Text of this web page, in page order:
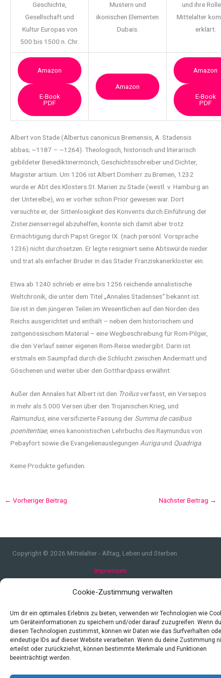
Cookie-Zustimmung verwalten
Um dir ein optimales Erlebnis zu bieten, verwenden wir Technologien wie
um Geräteinformationen zu speichern und/oder darauf zuzugreifen. Wenn du
diesen Technologien zustimmst, können wir Daten wie das Surfverhalten
eindeutige IDs auf dieser Website verarbeiten. Wenn du deine Zustimmung
erteilst oder zurückziehst, können bestimmte Merkmale und Funktionen
beeinträchtigt werden.
Geschichte,
Gesellschaft und
Kultur Europas von
500 bis 1500 n. Chr.
Mustern und
ikonischen Elementen
Dubais.
und ihre
Mittelalter
erklärt.
Amazon
E-Book
PDF
Amazon
Amazon
E-Book
PDF
Albert von Stade (Albertus canonicus Bremensis, A. Stadensis
abbas; ~1187 – ~1264).Theologisch, historisch und literarisch
gebildeter Benediktinermönch, Geschichtsschreiber und Dichter,
Magister artium. Um 1206 ist Albert Domherr zu Bremen, 1232
wurde er Abt des Klosters St. Marien zu Stade (westl. v. Hamburg an
der Unterelbe), wo er vorher schon Prior gewesen war. Dort
versuchte er, der Sittenlosigkeit des Konvents durch Einführung der
Zisterzienserregel abzuhelfen, konnte sich damit aber trotz
Ermächtigung durch Papst Gregor IX. (nach persönl. Vorsprache
1236) nicht durchsetzen. Er legte resigniert seine Abtswürde nieder
und trat als einfacher Bruder in das Stader Franziskanerkloster ein.
Etwa ab 1240 schrieb er eine bis 1256 reichende annalistische
Weltchronik, die unter dem Titel „Annales Stadenses“ bekannt ist.
Sie ist in den jüngeren Teilen im Wesentlichen auf den Norden des
Reichs ausgerichtet und enthält – neben dem historischem und
zeitgenössischem Material – eine Wegbeschreibung für Rom-Pilger,
die den Verlauf seiner eigenen Rom-Reise wiedergibt. Darin ist
erstmals ein Saumpfad durch die Schlucht zwischen Andermatt und
Göschenen und weiter über den Gotthardpass erwähnt.
Außer den Annales hat Albert ist den Troilusverfasst, ein Versepos
in mehr als 5.000 Versen über den Trojanischen Krieg, und
Raimundus, eine versifizierte Fassung der Summa de casibus
poenitentiae, eines kanonistischen Lehrbuchs des Raymundus von
Pebayfort sowie die Evangelienauslegungen Aurigaund Quadriga.
Keine Produkte gefunden.
← Vorheriger Beitrag Nächster Beitrag →
Copyright © 2026 Mittelalter - Alltag, Leben und Sterben
Impressum
Quellen